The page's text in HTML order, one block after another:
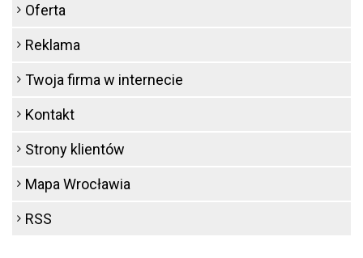
Oferta
Reklama
Twoja firma w internecie
Kontakt
Strony klientów
Mapa Wrocławia
RSS